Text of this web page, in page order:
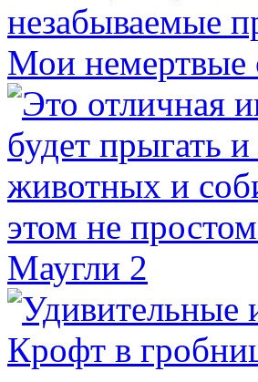
Мои немертвые
Маугли 2